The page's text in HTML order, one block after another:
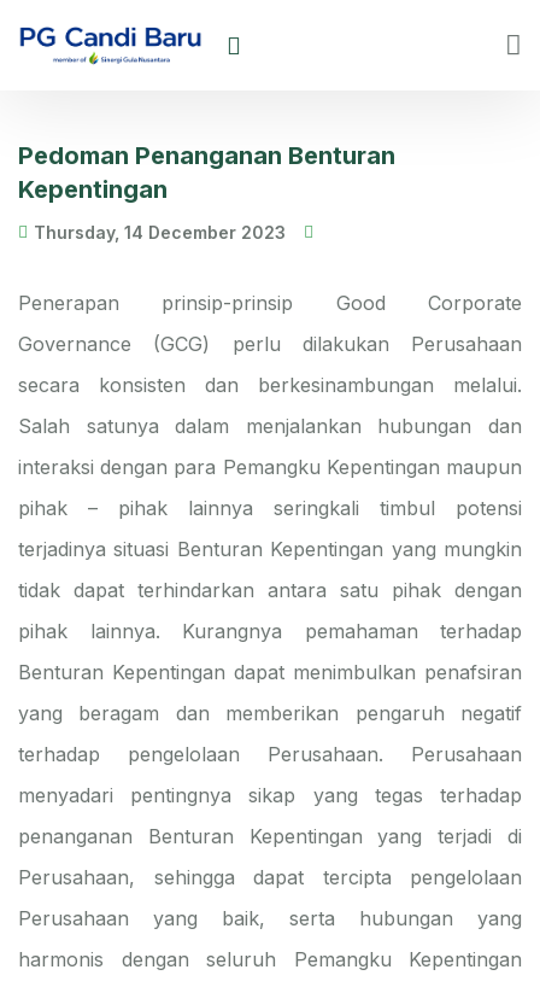
Pedoman Penanganan Benturan
Kepentingan
Thursday, 14 December 2023
Penerapan prinsip-prinsip Good Corporate
Governance (GCG) perlu dilakukan Perusahaan
secara konsisten dan berkesinambungan melalui.
Salah satunya dalam menjalankan hubungan dan
interaksi dengan para Pemangku Kepentingan maupun
pihak – pihak lainnya seringkali timbul potensi
terjadinya situasi Benturan Kepentingan yang mungkin
tidak dapat terhindarkan antara satu pihak dengan
pihak lainnya. Kurangnya pemahaman terhadap
Benturan Kepentingan dapat menimbulkan penafsiran
yang beragam dan memberikan pengaruh negatif
terhadap pengelolaan Perusahaan. Perusahaan
menyadari pentingnya sikap yang tegas terhadap
penanganan Benturan Kepentingan yang terjadi di
Perusahaan, sehingga dapat tercipta pengelolaan
Perusahaan yang baik, serta hubungan yang
harmonis dengan seluruh Pemangku Kepentingan